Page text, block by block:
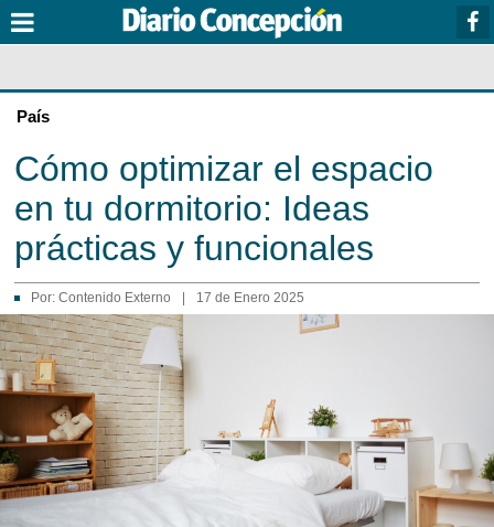
País
Cómo optimizar el espacio
en tu dormitorio: Ideas
prácticas y funcionales
Por: Contenido Externo 17 de Enero 2025